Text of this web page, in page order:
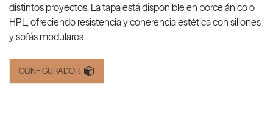
distintos proyectos. La tapa está disponible en porcelánico o
HPL, ofreciendo resistencia y coherencia estética con sillones
y sofás modulares.
CONFIGURADOR